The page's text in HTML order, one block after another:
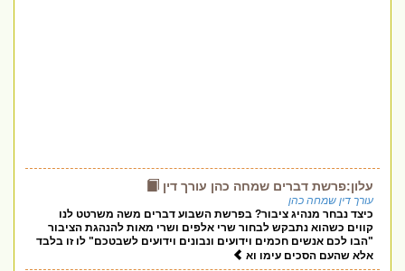
עלון:פרשת דברים שמחה כהן עורך דין
עורך דין שמחה כהן
כיצד נבחר מנהיג ציבור? בפרשת השבוע דברים משה משרטט לנו
קווים כשהוא נתבקש לבחור שרי אלפים ושרי מאות להנהגת הציבור
"הבו לכם אנשים חכמים וידועים ונבונים וידועים לשבטכם" לו זו בלבד
אלא שהעם הסכים עימו וא